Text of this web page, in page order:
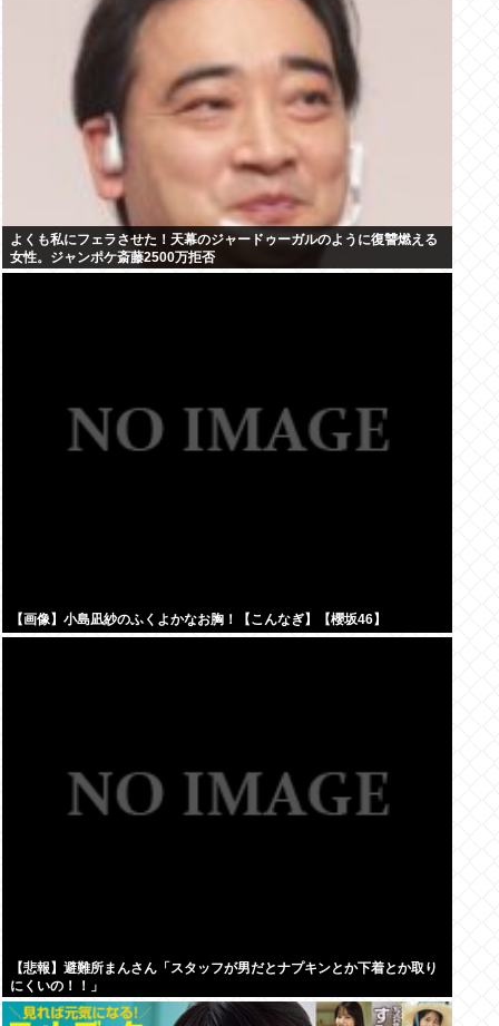
よくも私にフェラさせた！天幕のジャードゥーガルのように復讐燃える
女性。ジャンポケ斎藤2500万拒否
【画像】小島凪紗のふくよかなお胸！【こんなぎ】【櫻坂46】
【悲報】避難所まんさん「スタッフが男だとナプキンとか下着とか取り
にくいの！！」